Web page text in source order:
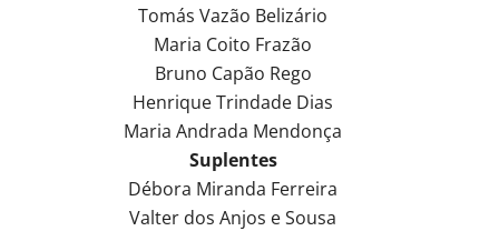
Tomás Vazão Belizário
Maria Coito Frazão
Bruno Capão Rego
Henrique Trindade Dias
Maria Andrada Mendonça
Suplentes
Débora Miranda Ferreira
Valter dos Anjos e Sousa